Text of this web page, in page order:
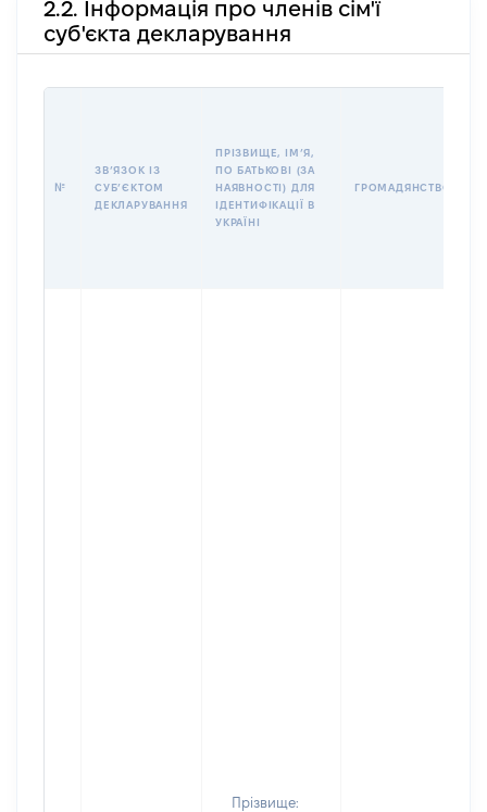
2.2. Інформація про членів сім'ї
суб'єкта декларування
№
ЗВʼЯЗОК ІЗ
СУБʼЄКТОМ
ДЕКЛАРУВАННЯ
ПРІЗВИЩЕ, ІМʼЯ,
ПО БАТЬКОВІ (ЗА
НАЯВНОСТІ) ДЛЯ
ІДЕНТИФІКАЦІЇ В
УКРАЇНІ
ГРОМАДЯНСТВО
Прізвище: